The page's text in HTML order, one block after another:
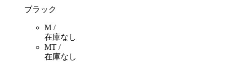
ブラック
M /
在庫なし
MT /
在庫なし